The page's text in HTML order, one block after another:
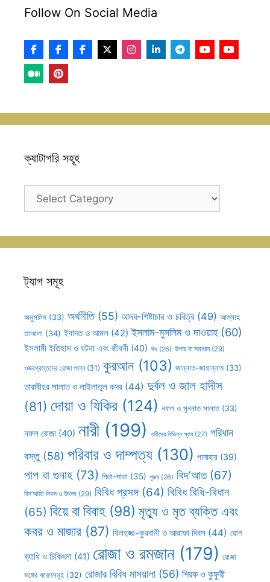
Follow On Social Media
ক্যাটাগরি সহূহ
ক্যাটাগরি
ট্যাগ সমূহ
অমুসলিম (33) অর্থনীতি(55) আদব-শিষ্টাচার ও চরিত্র(49) আল্লাহ
তাআলা (34) ইবাদত ও আমল (42) ইসলাম-মুসলিম ও দাওয়াহ(60)
ইসলামী ইতিহাস ও ঘটনা এবং জীবনী (40) ঈদ (26) উপায় বা সমাধান(29)
ওজরগ্রস্তদের রোজা পালন(31) কুরআন(103) জান্নাত-জাহান্নাম (33)
তারাবীহর সালাত ও লাইলাতুল কদর (44) দুর্বল ও জাল হাদীস
(81) দোয়া ও যিকির (124) নফল ও সুন্নাত সালাত(33)
নফল রোজা (40) নারী(199) নারীদের বিভিন্ন স্রাব(27) পরিধান
বস্তু(58) পরিবার ও দাম্পত্য (130) পানাহার (39)
পাপ বা গুনাহ(73) পিতা-মাতা (35) পুরুষ (26) বিদ’আত(67)
বিদ’আতি দিবস ও উৎসব (29) বিবিধ প্রসঙ্গ(64) বিবিধ বিধি-বিধান
(65) বিয়ে বা বিবাহ (98) মৃত্যু ও মৃত ব্যক্তি এবং
কবর ও মাজার (87) যিলহজ্জ-কুরবানী ও আরাফা দিবস (44) রোগ
ব্যাধি ও চিকিৎসা (41) রোজা ও রমজান(179) রোজা
ভঙ্গের কারণসমূহ (32) রোজার বিবিধ মাসয়ালা(56) শিরক ও কুফুরী